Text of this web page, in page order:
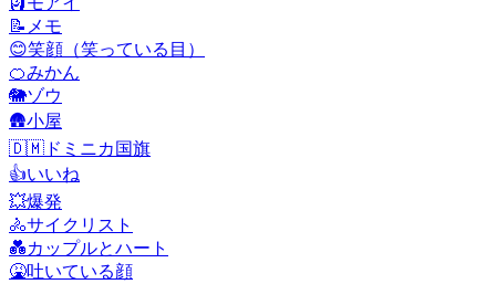
📝 メモ
😊笑顔（笑っている目）
🍊みかん
🐘ゾウ
🛖小屋
🇩🇲 ドミニカ国旗
👍いいね
💥爆発
🚴サイクリスト
💑カップルとハート
🤮吐いている顔